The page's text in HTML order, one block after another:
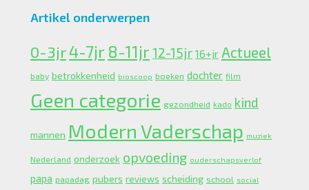
Artikel onderwerpen
0-3jr4-7jr 8-11jr 12-15jr 16+jr Actueel
baby betrokkenheid bioscoop boeken dochter film
Geen categorie gezondheid kado kind
mannen Modern Vaderschap muziek
Nederland onderzoek opvoeding ouderschapsverlof
papa papadag pubers reviews scheiding school social